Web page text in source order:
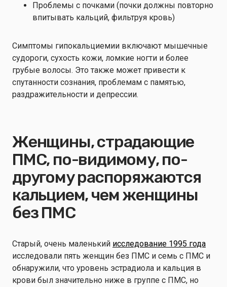
Проблемы с почками (почки должны повторно
впитывать кальций, фильтруя кровь)
Симптомы гипокальциемии включают мышечные
судороги, сухость кожи, ломкие ногти и более
грубые волосы. Это также может привести к
спутанности сознания, проблемам с памятью,
раздражительности и депрессии.
Женщины, страдающие
ПМС, по-видимому, по-
другому распоряжаются
кальцием, чем женщины
без ПМС
Старый, очень маленький исследование 1995 года
исследовали пять женщин без ПМС и семь с ПМС и
обнаружили, что уровень эстрадиола и кальция в
крови был значительно ниже в группе с ПМС, но